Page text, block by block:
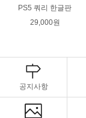
PS5 쿼리 한글판
29,000원
공지사항